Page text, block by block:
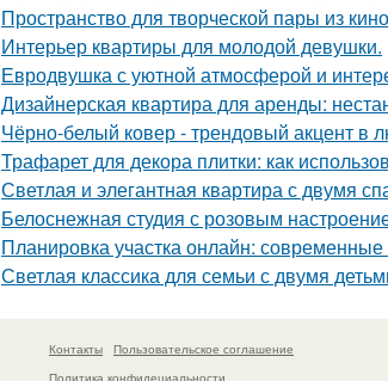
Пространство для творческой пары из
Интерьер квартиры для молодой девушки.
Евродвушка с уютной атмосферой и
Дизайнерская квартира для аренды:
Чёрно-белый ковер - трендовый акцент в
Трафарет для декора плитки: как
Светлая и элегантная квартира с двумя
Белоснежная студия с розовым
Планировка участка онлайн:
Светлая классика для семьи с двумя
Контакты
Пользовательское соглашение
Политика конфидециальности